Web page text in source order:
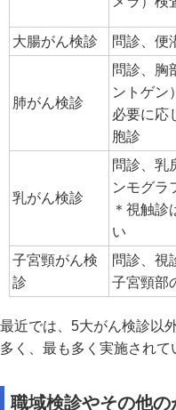
大腸がん検診 問診、便
肺がん検診
問診、胸
ントゲン
必要に応
胞診
乳がん検診
問診、乳
ンモグラ
＊視触診
い
子宮頸がん検
診
問診、視
子宮頸部
最近では、5大がん検診以
多く、最も多く実施されて
職域検診やその他